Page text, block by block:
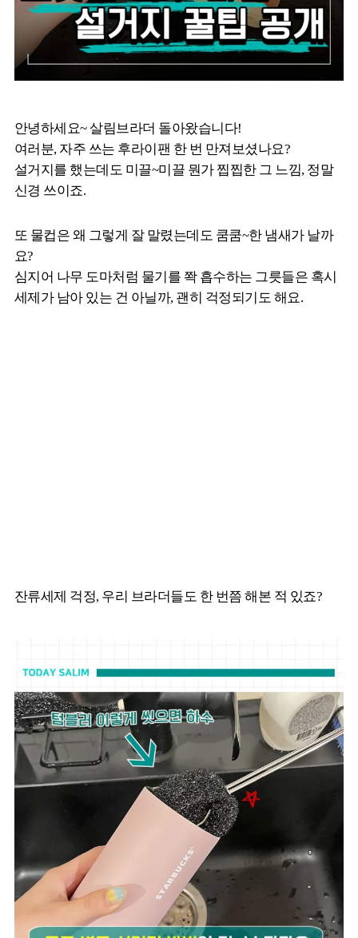
안녕하세요~ 살림브라더 돌아왔습니다!
여러분, 자주 쓰는 후라이팬 한 번 만져보셨나요?
설거지를 했는데도 미끌~미끌 뭔가 찝찝한 그 느낌, 정말
신경 쓰이죠.
또 물컵은 왜 그렇게 잘 말렸는데도 쿰쿰~한 냄새가 날까
요?
심지어 나무 도마처럼 물기를 쫙 흡수하는 그릇들은 혹시
세제가 남아 있는 건 아닐까, 괜히 걱정되기도 해요.
잔류세제 걱정, 우리 브라더들도 한 번쯤 해본 적 있죠?